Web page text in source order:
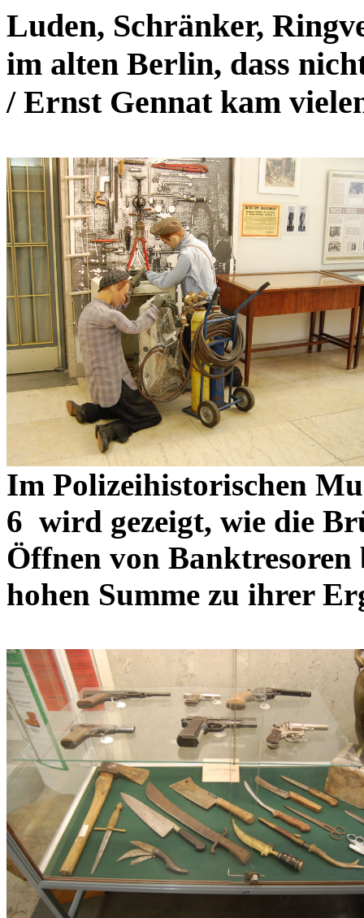
Luden, Schränker,
im alten Berlin, dass
/ Ernst Gennat kam
Im Polizeihistorischen
6 wird gezeigt, wie die
Öffnen von Banktresoren
hohen Summe zu ihrer